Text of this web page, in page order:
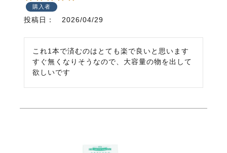
購入者
投稿日 2026/04/29
これ1本で済むのはとても楽で良いと思います
すぐ無くなりそうなので、大容量の物を出して
欲しいです